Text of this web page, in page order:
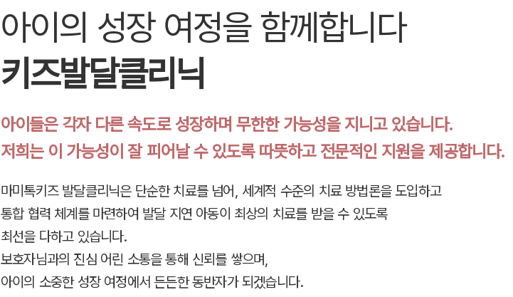
아이의 성장 여정을 함께합니다
키즈발달클리닉
아이들은 각자 다른 속도로 성장하며 무한한 가능성을 지니고 있습니다.
저희는 이 가능성이 잘 피어날 수 있도록 따뜻하고 전문적인 지원을 제공합니다.
마미톡키즈 발달클리닉은 단순한 치료를 넘어, 세계적 수준의 치료 방법론을 도입하고
통합 협력 체계를 마련하여 발달 지연 아동이 최상의 치료를 받을 수 있도록
최선을 다하고 있습니다.
보호자님과의 진심 어린 소통을 통해 신뢰를 쌓으며,
아이의 소중한 성장 여정에서 든든한 동반자가 되겠습니다.